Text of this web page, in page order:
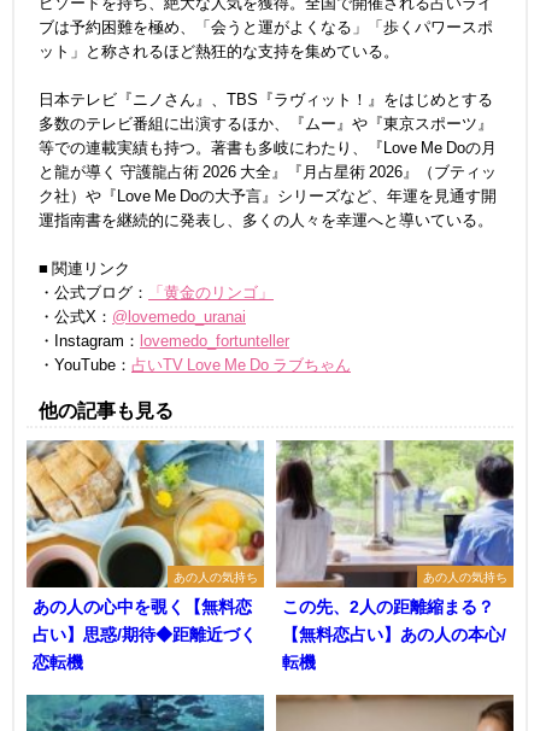
ブは予約困難を極め、「会うと運がよくなる」「歩くパワースポ
ット」と称されるほど熱狂的な支持を集めている。
日本テレビ『ニノさん』、TBS『ラヴィット！』をはじめとする
多数のテレビ番組に出演するほか、『ムー』や『東京スポーツ』
等での連載実績も持つ。著書も多岐にわたり、『Love Me Doの月
と龍が導く 守護龍占術 2026 大全』『月占星術 2026』（ブティッ
ク社）や『Love Me Doの大予言』シリーズなど、年運を見通す開
運指南書を継続的に発表し、多くの人々を幸運へと導いている。
■ 関連リンク
・公式ブログ：
「黄金のリンゴ」
・公式X： @lovemedo_uranai
・Instagram：
lovemedo_fortunteller
・YouTube： 占いTV Love Me Do ラブちゃん
他の記事も見る
あの人の気持ち
あの人の心中を覗く【無料恋
占い】思惑/期待◆距離近づく
恋転機
あの人の気持ち
この先、2人の距離縮まる？
【無料恋占い】あの人の本心/
転機